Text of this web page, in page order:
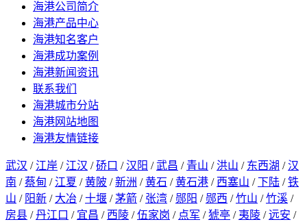
海港公司简介
海港产品中心
海港知名客户
海港成功案例
海港新闻资讯
联系我们
海港城市分站
海港网站地图
海港友情链接
武汉 / 江岸 / 江汉 /硚口 /汉阳 /武昌 / 青山 / 洪山 / 东西湖 /汉
南 /蔡甸 / 江夏 /黄陂 /新洲 /黄石 /黄石港 / 西塞山 /下陆 /铁
山 / 阳新 / 大冶 /十堰 /茅箭 / 张湾 / 郧阳 / 郧西 /竹山 /竹溪 /
房县 /丹江口 / 宜昌 / 西陵 /伍家岗 / 点军 /猇亭 / 夷陵 /远安 /